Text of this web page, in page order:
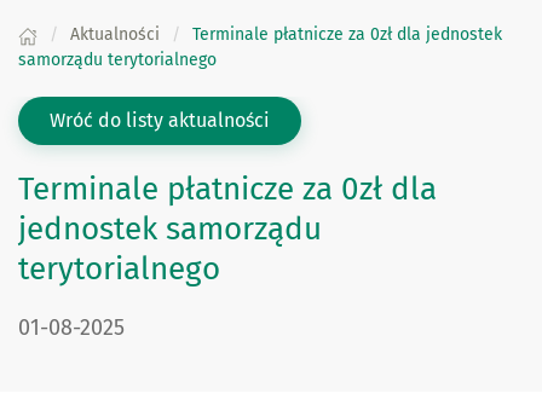
Aktualności
Terminale płatnicze za 0zł dla jednostek
samorządu terytorialnego
Wróć do listy aktualności
Terminale płatnicze za 0zł dla
jednostek samorządu
terytorialnego
DATA PUBLIKACJI:
01-08-2025